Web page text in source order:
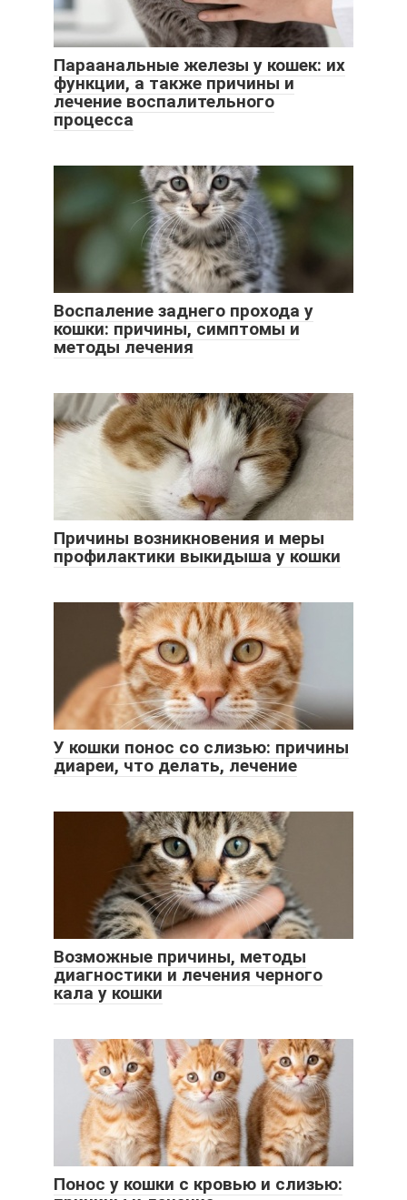
Параанальные железы у кошек: их
функции, а также причины и
лечение воспалительного
процесса
Воспаление заднего прохода у
кошки: причины, симптомы и
методы лечения
Причины возникновения и меры
профилактики выкидыша у кошки
У кошки понос со слизью: причины
диареи, что делать, лечение
Возможные причины, методы
диагностики и лечения черного
кала у кошки
Понос у кошки с кровью и слизью: